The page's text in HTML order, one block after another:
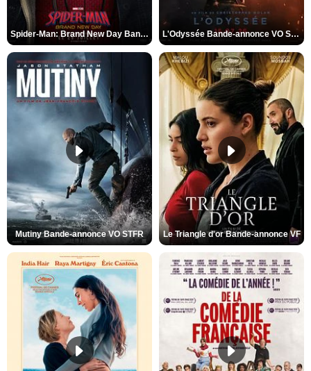
Spider-Man: Brand New Day Bande-annonce VO STFR L'Odyssée Bande-annonce VO STFR
Mutiny Bande-annonce VO STFR Le Triangle d'or Bande-annonce VF